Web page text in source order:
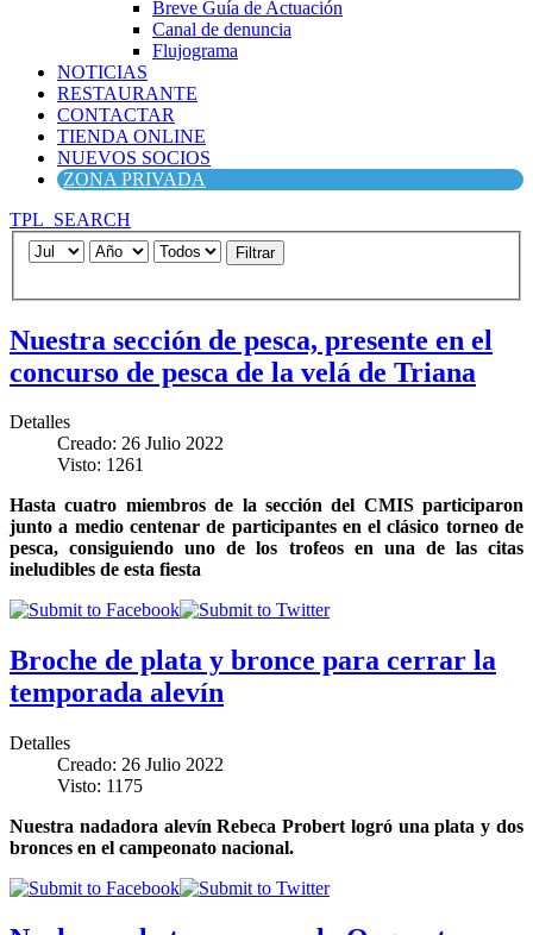
Breve Guía de Actuación
Canal de denuncia
Flujograma
NOTICIAS
RESTAURANTE
CONTACTAR
TIENDA ONLINE
NUEVOS SOCIOS
ZONA PRIVADA
TPL_SEARCH
Filtrar
Nuestra sección de pesca, presente en el
concurso de pesca de la velá de Triana
Detalles
Creado: 26 Julio 2022
Visto: 1261
Hasta cuatro miembros de la sección del CMIS participaron
junto a medio centenar de participantes en el clásico torneo de
pesca, consiguiendo uno de los trofeos en una de las citas
ineludibles de esta fiesta
Broche de plata y bronce para cerrar la
temporada alevín
Detalles
Creado: 26 Julio 2022
Visto: 1175
Nuestra nadadora alevín Rebeca Probert logró una plata y dos
bronces en el campeonato nacional.